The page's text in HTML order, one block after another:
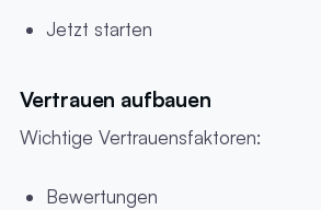
Jetzt starten
Vertrauen aufbauen
Wichtige Vertrauensfaktoren:
Bewertungen